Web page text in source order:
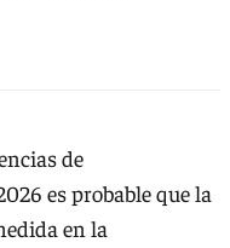
de
es probable que la
en la